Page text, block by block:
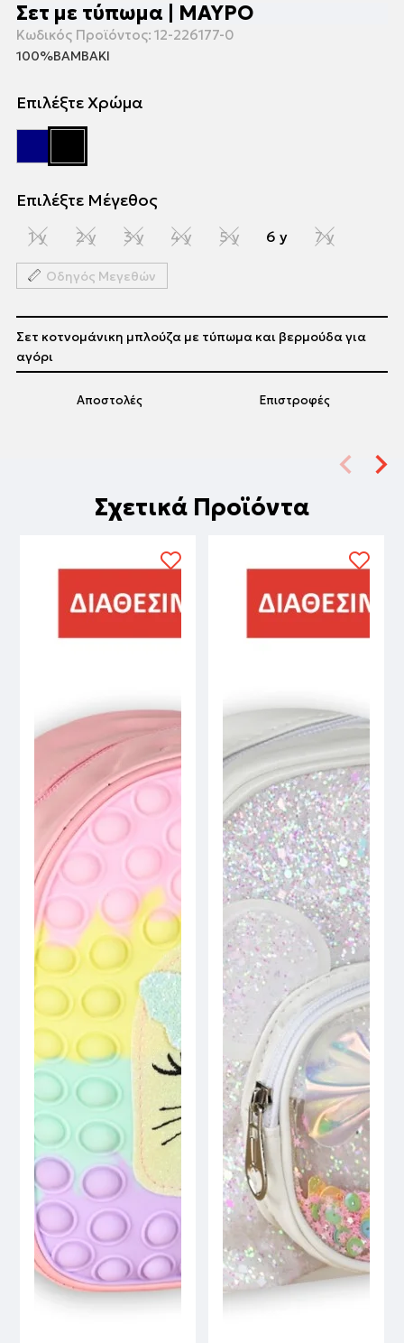
Σετ με τύπωμα | ΜΑΥΡΟ
Κωδικός Προϊόντος: 12-226177-0
100%ΒΑΜΒΑΚΙ
Επιλέξτε Χρώμα
Επιλέξτε Μέγεθος
1 y 2 y 3 y 4 y 5 y 6 y 7 y
Οδηγός Μεγεθών
Αποστολές Επιστροφές
Σετ κοτνομάνικη μπλούζα με τύπωμα και βερμούδα για
αγόρι
Σχετικά Προϊόντα